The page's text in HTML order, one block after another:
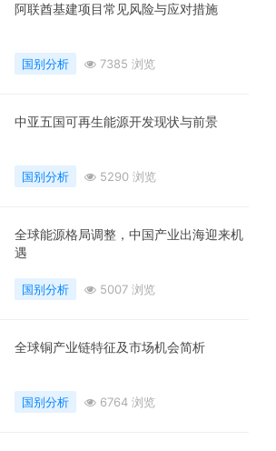
阿联酋基建项目常见风险与应对措施
国别分析 7385 浏览
中亚五国可再生能源开发现状与前景
国别分析 5290 浏览
全球能源格局调整，中国产业出海迎来机
遇
国别分析 5007 浏览
全球铜产业链特征及市场机会简析
国别分析 6764 浏览